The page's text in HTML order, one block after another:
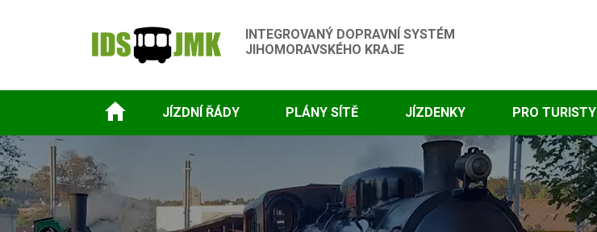
INTEGROVANÝ DOPRAVNÍ SYSTÉM
JIHOMORAVSKÉHO KRAJE
JÍZDNÍ ŘÁDY PLÁNY SÍTĚ JÍZDENKY PRO TURISTY